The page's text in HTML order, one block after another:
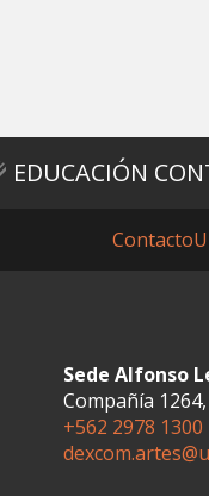
EDUCACIÓN
Contacto
Sede Alfonso
Compañía
+562 2978 1300